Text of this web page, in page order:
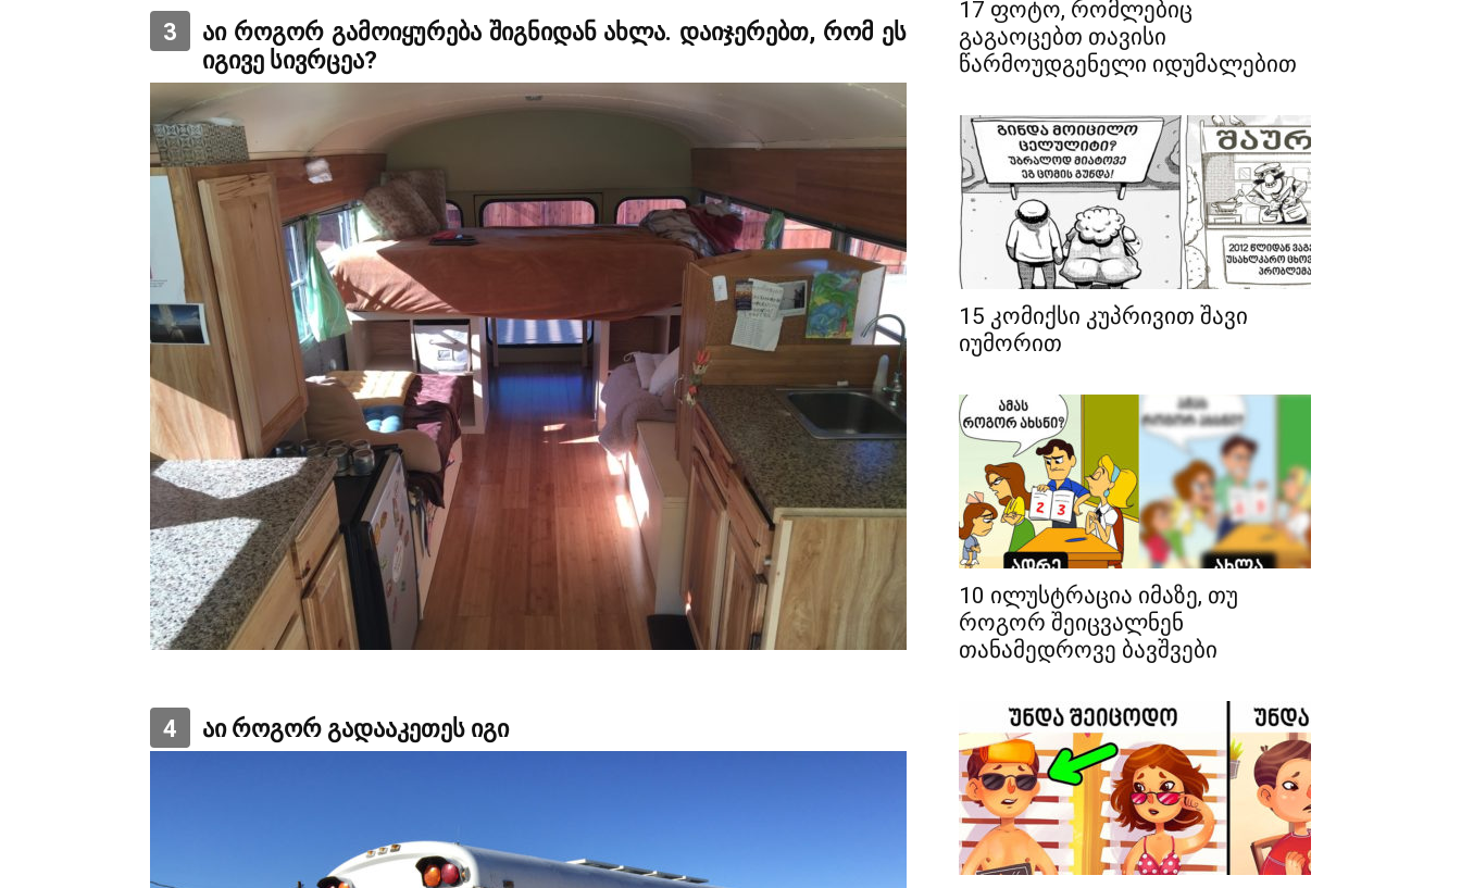
3
აი როგორ გამოიყურება შიგნიდან ახლა. დაიჯერებთ, რომ ეს
იგივე სივრცეა?
4 აი როგორ გადააკეთეს იგი
17 ფოტო, რომლებიც
გაგაოცებთ თავისი
წარმოუდგენელი იდუმალებით
15 კომიქსი კუპრივით შავი
იუმორით
10 ილუსტრაცია იმაზე, თუ
როგორ შეიცვალნენ
თანამედროვე ბავშვები